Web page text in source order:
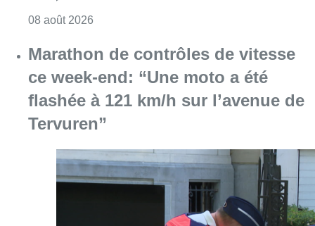
Consulter l'article "Marathon de contrôles